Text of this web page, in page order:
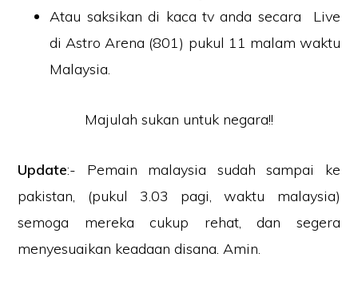
Atau saksikan di kaca tv anda secara Live
di Astro Arena (801) pukul 11 malam waktu
Malaysia.
Majulah sukan untuk negara!!
Update:- Pemain malaysia sudah sampai ke
pakistan, (pukul 3.03 pagi, waktu malaysia)
semoga mereka cukup rehat, dan segera
menyesuaikan keadaan disana. Amin.